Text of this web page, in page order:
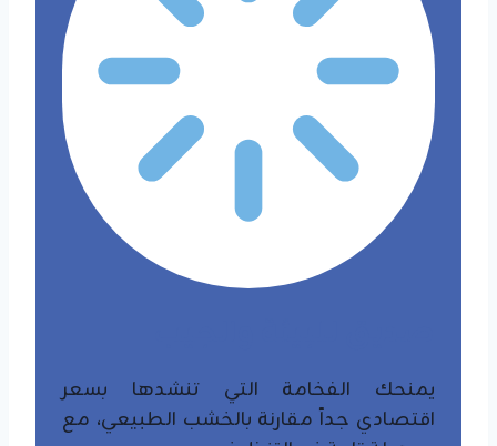
يمنحك الفخامة التي تنشدها بسعر
اقتصادي جداً مقارنة بالخشب الطبيعي، مع